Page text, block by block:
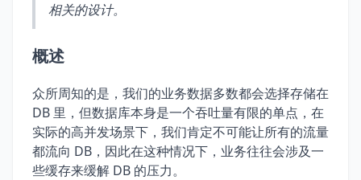
相关的设计。
概述
众所周知的是，我们的业务数据多数都会选择存储在
DB 里，但数据库本身是一个吞吐量有限的单点，在
实际的高并发场景下，我们肯定不可能让所有的流量
都流向 DB，因此在这种情况下，业务往往会涉及一
些缓存来缓解 DB 的压力。